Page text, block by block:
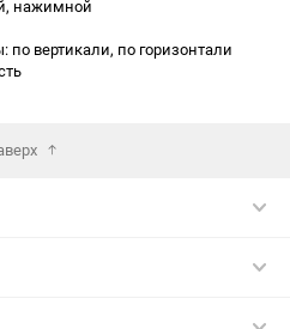
нажимной
вертикали, по горизонтали